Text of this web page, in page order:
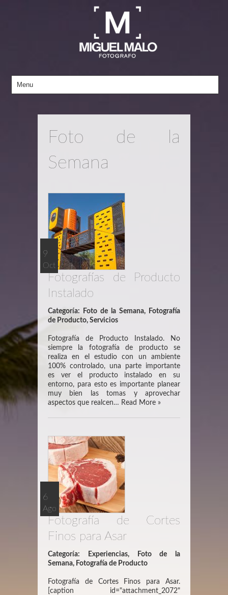
Foto de la
Semana
9
Oct
Fotografías de Producto
Instalado
Categoría: Foto de la Semana,
Fotografía
de Producto, Servicios
Fotografía de Producto Instalado. No
siempre la fotografía de producto se
realiza en el estudio con un ambiente
100% controlado, una parte importante
es ver el producto instalado en su
entorno, para esto es importante planear
muy bien las tomas y aprovechar
aspectos que realcen… Read More »
6
Ago
Fotografía de Cortes
Finos para Asar
Categoría: Experiencias,
Foto de la
Semana, Fotografía de Producto
Fotografía de Cortes Finos para Asar.
[caption id="attachment_2072"